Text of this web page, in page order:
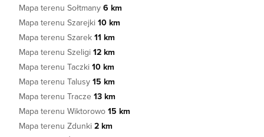
Mapa terenu Sołtmany 6 km
Mapa terenu Szarejki 10 km
Mapa terenu Szarek 11 km
Mapa terenu Szeligi 12 km
Mapa terenu Taczki 10 km
Mapa terenu Talusy 15 km
Mapa terenu Tracze 13 km
Mapa terenu Wiktorowo 15 km
Mapa terenu Zdunki 2 km